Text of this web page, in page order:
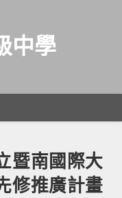
中學
暨南國際大
修推廣計畫